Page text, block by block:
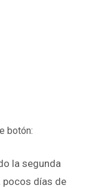
botón:
la segunda
pocos días de